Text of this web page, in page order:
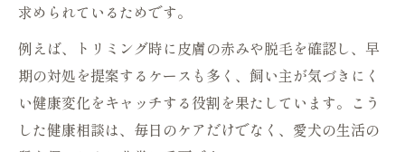
求められているためです。
例えば、トリミング時に皮膚の赤みや脱毛を確認し、早
期の対処を提案するケースも多く、飼い主が気づきにく
い健康変化をキャッチする役割を果たしています。こう
した健康相談は、毎日のケアだけでなく、愛犬の生活の